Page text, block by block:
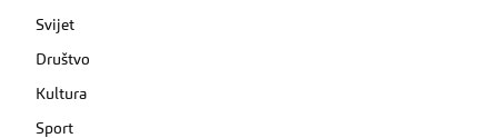
Svijet
Društvo
Kultura
Sport